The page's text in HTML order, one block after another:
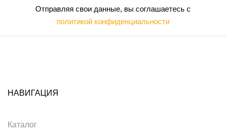
Отправляя свои данные, вы соглашаетесь с
политикой конфиденциальности
НАВИГАЦИЯ
Каталог